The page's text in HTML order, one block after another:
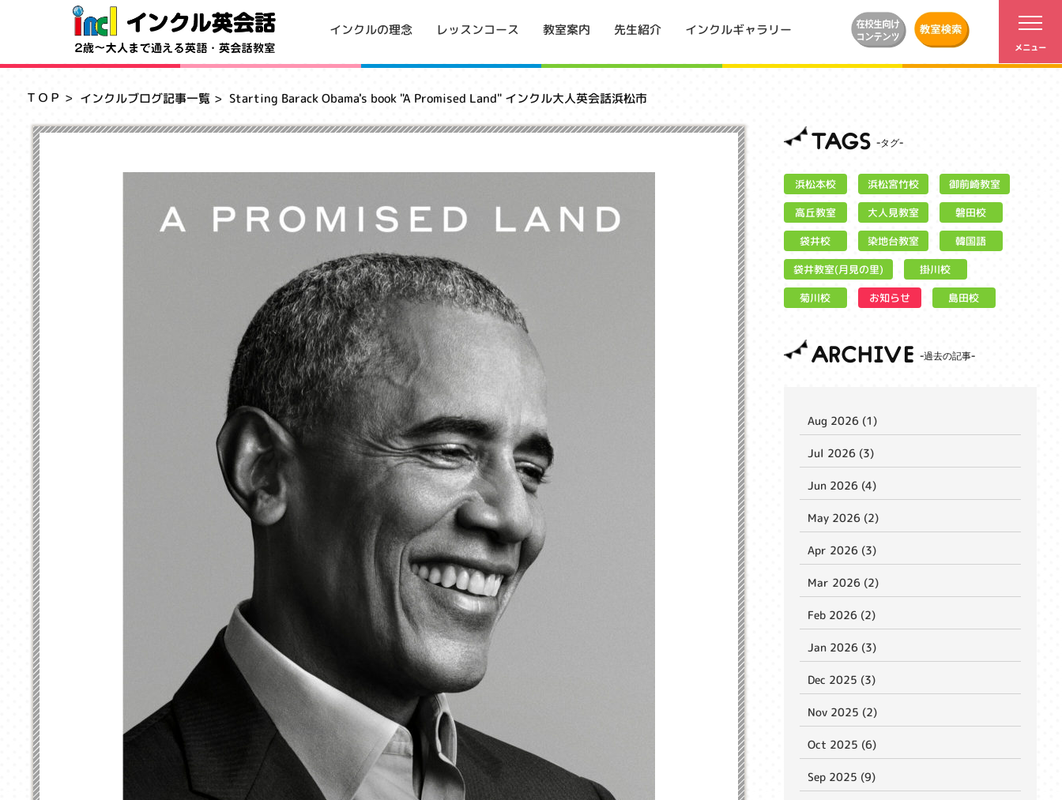
インクルの理念 レッスンコース 教室案内 先生紹介 インクルギャラリー
ＴＯＰ インクルブログ記事一覧 Starting Barack Obama's book "A Promised Land" インクル大人英会話浜松市
TAGS
浜松本校 浜松宮竹校 御前崎教室
高丘教室 大人見教室
磐田校
袋井校
染地台教室 韓国語
袋井教室(月見の里)
掛川校
菊川校
お知らせ 島田校
ARCHIVE
Aug 2026 (1)
Jul 2026 (3)
Jun 2026 (4)
May 2026 (2)
Apr 2026 (3)
Mar 2026 (2)
Feb 2026 (2)
Jan 2026 (3)
Dec 2025 (3)
Nov 2025 (2)
Oct 2025 (6)
Sep 2025 (9)